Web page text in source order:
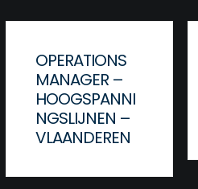
OPERATIONS
MANAGER –
HOOGSPANNI
NGSLIJNEN –
VLAANDEREN